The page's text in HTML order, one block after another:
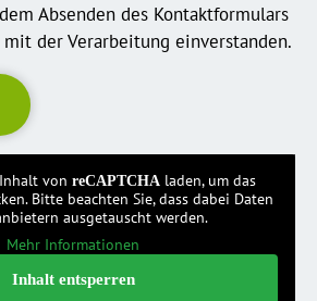
Absenden des Kontaktformulars
der Verarbeitung einverstanden.
von reCAPTCHAladen, um das
Bitte beachten Sie, dass dabei Daten
ausgetauscht werden.
Mehr Informationen
Inhalt entsperren